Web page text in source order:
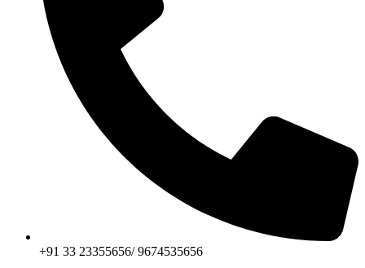
+91 33 23355656/ 9674535656